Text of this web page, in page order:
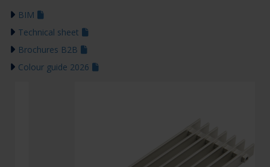
BIM
Technical sheet
Brochures B2B
Colour guide 2026